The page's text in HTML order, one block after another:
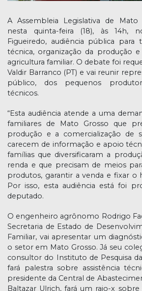
A Assembleia Legislativa de Mato
nesta quinta-feira (18), às 14h,
Figueiredo, audiência pública para
técnica, organização da produção
agricultura familiar. O debate foi
Valdir Barranco (PT) e vai reunir
público, dos pequenos
técnicos.
“Esta audiência atende a uma
familiares de Mato Grosso que
produção e a comercialização de
carecem de informação e apoio
famílias que diversificaram a
renda e que precisam de meios
produtos, garantir a venda e fixar
Por isso, esta audiência está foi
deputado.
O engenheiro agrônomo Rodrigo
Secretaria de Estado de
Familiar, vai apresentar um
o setor em Mato Grosso. Já seu
consultor do Instituto de Pesquisa
fará palestra sobre assistência
presidente da Central de
Baltazar Ulrich, fará um raio-x sobre